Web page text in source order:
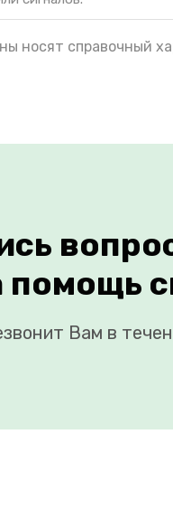
носят справочный
Вам в